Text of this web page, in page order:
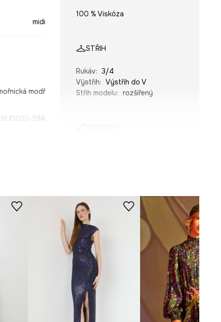
midi
modř
59A
100 % Viskóza
STŘIH
Rukáv: 3/4
Výstřih: Výstřih do V
Střih modelu: rozšířený